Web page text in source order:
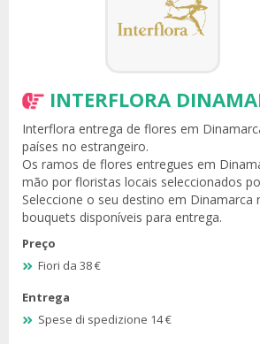
INTERFLORA
Interflora entrega de flores em
países no estrangeiro.
Os ramos de flores entregues em
mão por floristas locais seleccionados
Seleccione o seu destino em Dinamarca
bouquets disponíveis para entrega.
Preço
Fiori da 38 €
Entrega
Spese di spedizione 14 €